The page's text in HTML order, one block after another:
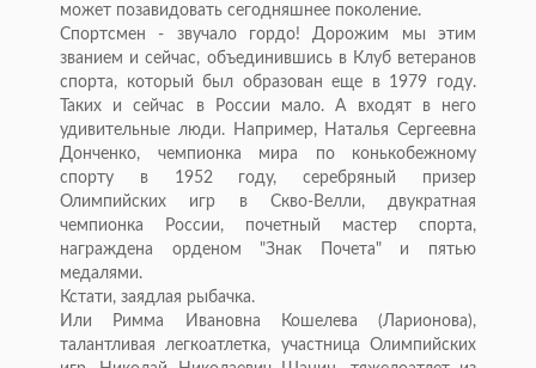
может позавидовать сегодняшнее поколение.
Спортсмен - звучало гордо! Дорожим мы этим
званием и сейчас, объединившись в Клуб ветеранов
спорта, который был образован еще в 1979 году.
Таких и сейчас в России мало. А входят в него
удивительные люди. Например, Наталья Сергеевна
Донченко, чемпионка мира по конькобежному
спорту в 1952 году, серебряный призер
Олимпийских игр в Скво-Велли, двукратная
чемпионка России, почетный мастер спорта,
награждена орденом "Знак Почета" и пятью
медалями.
Кстати, заядлая рыбачка.
Или Римма Ивановна Кошелева (Ларионова),
талантливая легкоатлетка, участница Олимпийских